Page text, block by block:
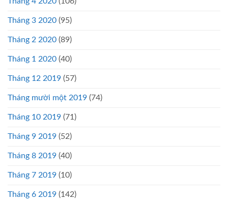
Tháng 3 2020 (95)
Tháng 2 2020 (89)
Tháng 1 2020 (40)
Tháng 12 2019 (57)
Tháng mười một 2019 (74)
Tháng 10 2019 (71)
Tháng 9 2019 (52)
Tháng 8 2019 (40)
Tháng 7 2019 (10)
Tháng 6 2019 (142)